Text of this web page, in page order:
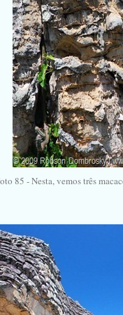
85 - Nesta, vemos três